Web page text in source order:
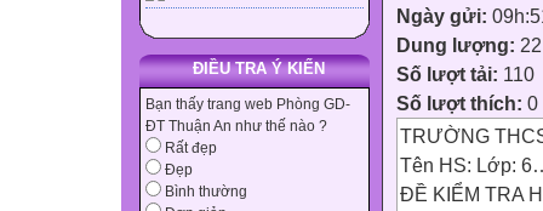
ĐIỀU TRA Ý KIẾN
Bạn thấy trang web Phòng GD-
ĐT Thuận An như thế nào ?
Rất đẹp
Đẹp
Bình thường
Ngày gửi:
Dung lượng:
Số lượt tải: 110
Số lượt thích: 0
TRƯỜNG
Tên HS: Lớp:
ĐỀ KIỂM TRA